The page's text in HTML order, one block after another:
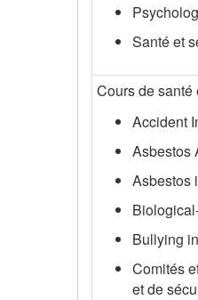
Santé et
Cours de santé
Accident
Asbestos
Asbestos
Bullying
Comités
et de